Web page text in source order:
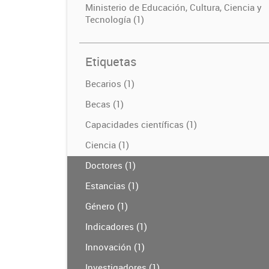
Ministerio de Educación, Cultura, Ciencia y
Tecnología (1)
Etiquetas
Becarios (1)
Becas (1)
Capacidades científicas (1)
Ciencia (1)
Doctores (1)
Estancias (1)
Género (1)
Indicadores (1)
Innovación (1)